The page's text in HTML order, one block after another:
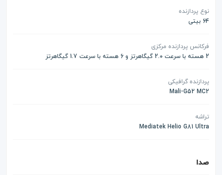
نوع پردازنده
64 بیتی
فرکانس پردازنده مرکزی
2 هسته با سرعت 2.0 گیگاهرتز و 6 هسته با سرعت 1.7 گیگاهرتز
پردازنده گرافیکی
Mali-G52 MC2
تراشه
Mediatek Helio G81 Ultra
صدا